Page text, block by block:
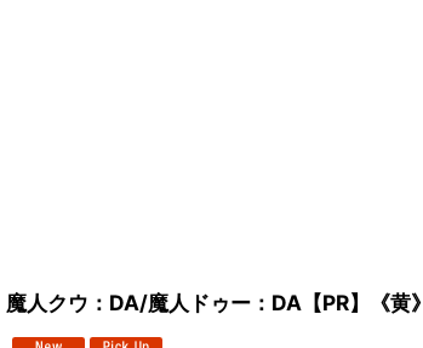
魔人クウ：DA/魔人ドゥー：DA【PR】《黄》